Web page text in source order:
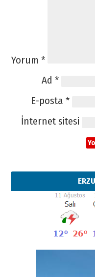
Yorum *
Ad *
E-posta *
İnternet sitesi